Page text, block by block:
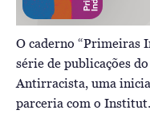
O caderno “Primeiras
série de publicações
Antirracista, uma
parceria com o